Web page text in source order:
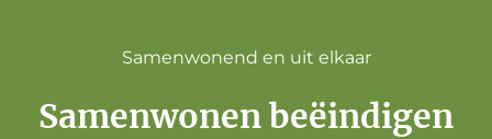
Samenwonend en uit elkaar
Samenwonen beëindigen